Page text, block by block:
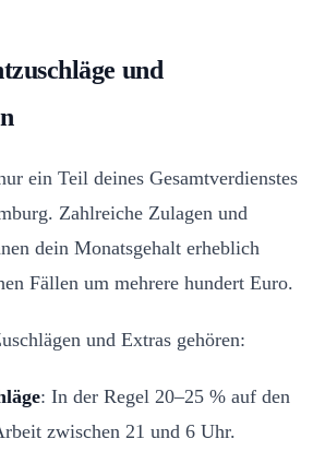
und
ein Teil deines Gesamtverdienstes
Zahlreiche Zulagen und
dein Monatsgehalt erheblich
Fällen um mehrere hundert Euro.
und Extras gehören:
: In der Regel 20–25 % auf den
zwischen 21 und 6 Uhr.